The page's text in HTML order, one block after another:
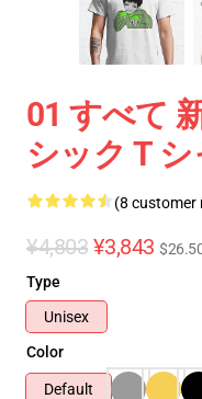
01 すべて
シック T シ
(8 customer
¥4,803 ¥3,843
Type
Unisex
Color
Default